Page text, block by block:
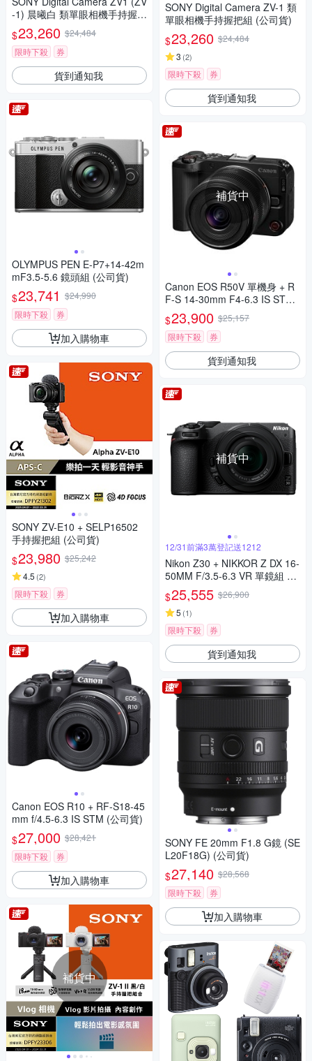
-1) 晨曦白 類單眼相機手持握把
組 (公司貨)
$23,260 $24,484
限時下殺
券
貨到通知我
OLYMPUS PEN E-P7+14-42m
mF3.5-5.6 鏡頭組 (公司貨)
$23,741 $24,990
限時下殺
券
加入購物車
SONY ZV-E10 + SELP16502
手持握把組 (公司貨)
$23,980 $25,242
4.5 (2)
限時下殺 券
加入購物車
Canon EOS R10 + RF-S18-45
mm f/4.5-6.3 IS STM (公司貨)
$27,000 $28,421
限時下殺
券
加入購物車
補貨中
SONY Digital Camera ZV-1 類
單眼相機手持握把組 (公司貨)
$23,260 $24,484
3 (2)
限時下殺 券
貨到通知我
補貨中
Canon EOS R50V 單機身 + R
F-S 14-30mm F4-6.3 IS STM
PZ 變焦鏡組 公司貨
$23,900 $25,157
限時下殺
券
貨到通知我
補貨中
12/31前滿3萬登記送1212
Nikon Z30 + NIKKOR Z DX 16-
50MM F/3.5-6.3 VR 單鏡組 公
司貨
$25,555 $26,900
5 (1)
限時下殺 券
貨到通知我
SONY FE 20mm F1.8 G鏡 (SE
L20F18G) (公司貨)
$27,140 $28,568
限時下殺
券
加入購物車